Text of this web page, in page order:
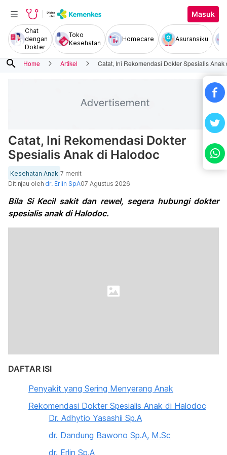
Masuk
Chat
dengan
Dokter
Toko
Kesehatan
Homecare Asuransiku
search Home Artikel Catat, Ini Rekomendasi Dokter Spesialis Anak
Catat, Ini Rekomendasi Dokter
Spesialis Anak di Halodoc
Kesehatan Anak 7 menit
Ditinjau oleh dr. Erlin SpA07 Agustus 2026
Bila Si Kecil sakit dan rewel, segera hubungi dokter
spesialis anak di Halodoc.
DAFTAR ISI
Penyakit yang Sering Menyerang Anak
Rekomendasi Dokter Spesialis Anak di Halodoc
Dr. Adhytio Yasashii Sp.A
dr. Dandung Bawono Sp.A, M.Sc
dr. Erlin Sp.A